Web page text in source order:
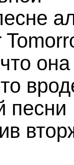
она
песни